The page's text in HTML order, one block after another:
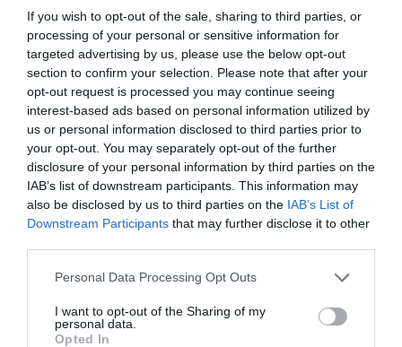
If you wish to opt-out of the sale, sharing to third parties, or
processing of your personal or sensitive information for
targeted advertising by us, please use the below opt-out
section to confirm your selection. Please note that after your
opt-out request is processed you may continue seeing
interest-based ads based on personal information utilized by
us or personal information disclosed to third parties prior to
your opt-out. You may separately opt-out of the further
disclosure of your personal information by third parties on the
IAB’s list of downstream participants. This information may
also be disclosed by us to third parties on the IAB’s List of
Downstream Participants that may further disclose it to other
Personal Data Processing Opt Outs
I want to opt-out of the Sharing of my
personal data.
Opted In